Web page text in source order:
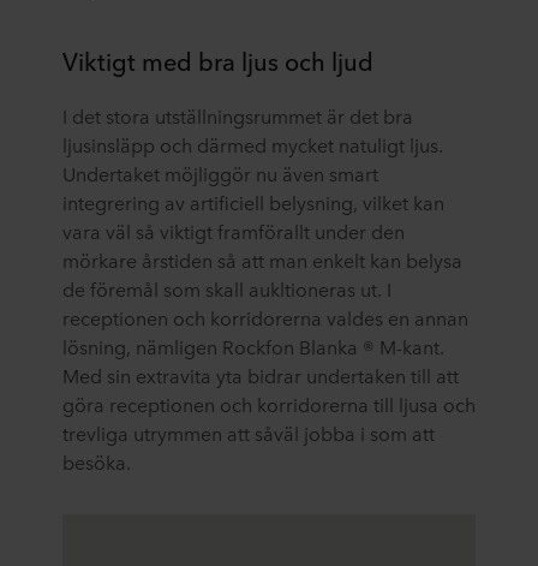
Viktigt med bra ljus och ljud
I det stora utställningsrummet är det bra
ljusinsläpp och därmed mycket natuligt ljus.
Undertaket möjliggör nu även smart
integrering av artificiell belysning, vilket kan
vara väl så viktigt framförallt under den
mörkare årstiden så att man enkelt kan belysa
de föremål som skall aukltioneras ut. I
receptionen och korridorerna valdes en annan
lösning, nämligen Rockfon Blanka ® M-kant.
Med sin extravita yta bidrar undertaken till att
göra receptionen och korridorerna till ljusa och
trevliga utrymmen att såväl jobba i som att
besöka.